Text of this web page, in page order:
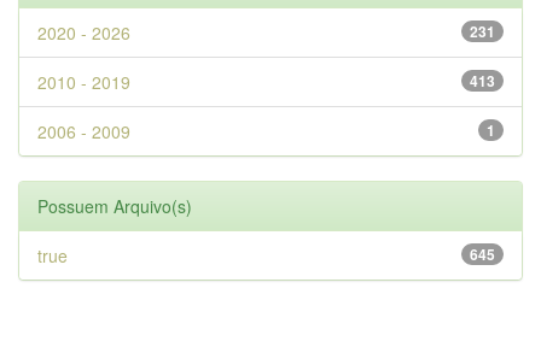
231
2020 - 2026
413
2010 - 2019
1
2006 - 2009
Possuem Arquivo(s)
645
true